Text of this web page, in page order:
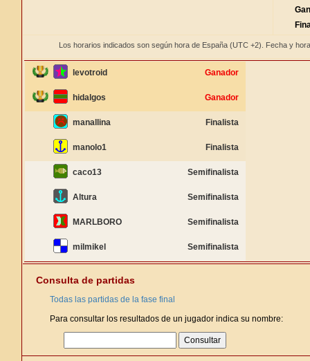
Los horarios indicados son según hora de España (UTC +2). Fecha y
levotroid Ganador
hidalgos Ganador
manallina Finalista
manolo1 Finalista
caco13 Semifinalista
Altura Semifinalista
MARLBORO Semifinalista
milmikel Semifinalista
Consulta de partidas
Todas las partidas de la fase final
Para consultar los resultados de un jugador indica su nombre: